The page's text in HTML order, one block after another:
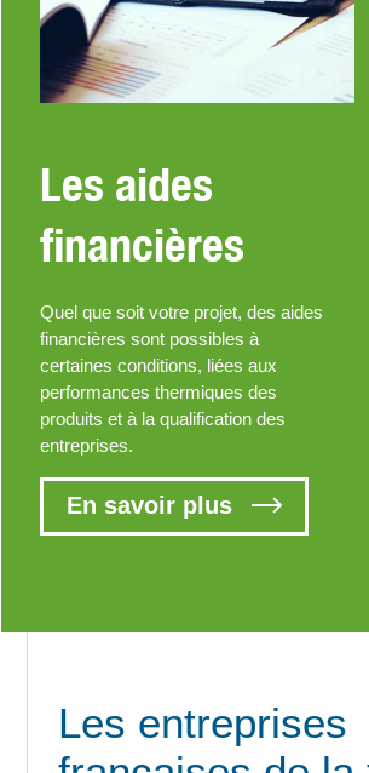
Les aides
financières
Quel que soit votre projet, des aides
financières sont possibles à
certaines conditions, liées aux
performances thermiques des
produits et à la qualification des
entreprises.
En savoir plus
Les entreprises